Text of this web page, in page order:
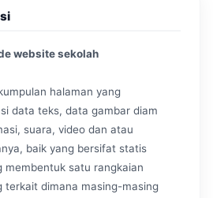
website sekolah
halaman yang
data teks, data gambar diam
suara, video dan atau
baik yang bersifat statis
membentuk satu rangkaian
terkait dimana masing-masing